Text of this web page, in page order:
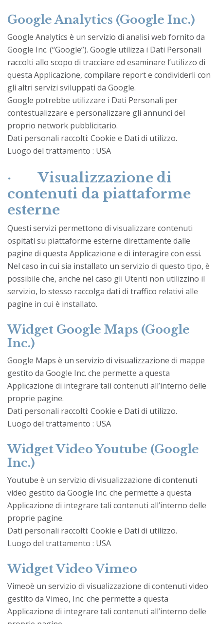
Google Analytics (Google Inc.)
Google Analytics è un servizio di analisi web fornito da
Google Inc. (“Google”). Google utilizza i Dati Personali
raccolti allo scopo di tracciare ed esaminare l’utilizzo di
questa Applicazione, compilare report e condividerli con
gli altri servizi sviluppati da Google.
Google potrebbe utilizzare i Dati Personali per
contestualizzare e personalizzare gli annunci del
proprio network pubblicitario.
Dati personali raccolti: Cookie e Dati di utilizzo.
Luogo del trattamento : USA
· Visualizzazione di
contenuti da piattaforme
esterne
Questi servizi permettono di visualizzare contenuti
ospitati su piattaforme esterne direttamente dalle
pagine di questa Applicazione e di interagire con essi.
Nel caso in cui sia installato un servizio di questo tipo, è
possibile che, anche nel caso gli Utenti non utilizzino il
servizio, lo stesso raccolga dati di traffico relativi alle
pagine in cui è installato.
Widget Google Maps (Google
Inc.)
Google Maps è un servizio di visualizzazione di mappe
gestito da Google Inc. che permette a questa
Applicazione di integrare tali contenuti all’interno delle
proprie pagine.
Dati personali raccolti: Cookie e Dati di utilizzo.
Luogo del trattamento : USA
Widget Video Youtube (Google
Inc.)
Youtube è un servizio di visualizzazione di contenuti
video gestito da Google Inc. che permette a questa
Applicazione di integrare tali contenuti all’interno delle
proprie pagine.
Dati personali raccolti: Cookie e Dati di utilizzo.
Luogo del trattamento : USA
Widget Video Vimeo
Vimeoè un servizio di visualizzazione di contenuti video
gestito da Vimeo, Inc. che permette a questa
Applicazione di integrare tali contenuti all’interno delle